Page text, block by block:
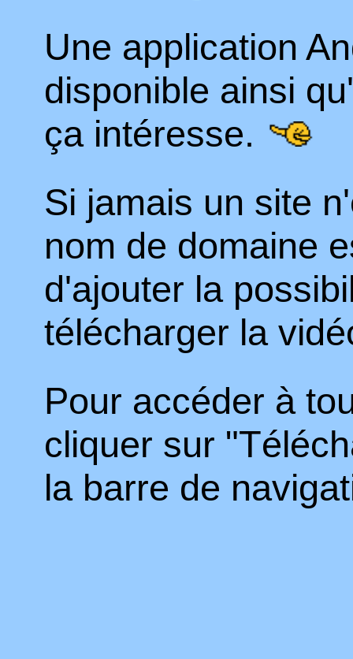
Une application
disponible ainsi
ça intéresse.
Si jamais un site
nom de domaine
d'ajouter la
télécharger la
Pour accéder à
cliquer sur
la barre de